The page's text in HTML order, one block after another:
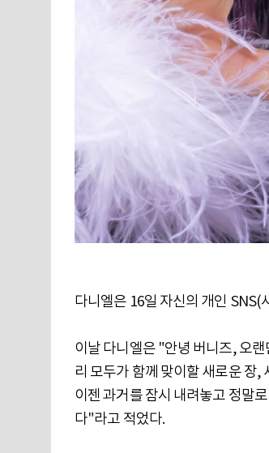
다니엘은 16일 자신의 개인
이날 다니엘은 "안녕 버니즈, 오
리 모두가 함께 맞이할 새로운 장,
이젠 과거를 잠시 내려놓고 정말
다"라고 적었다.